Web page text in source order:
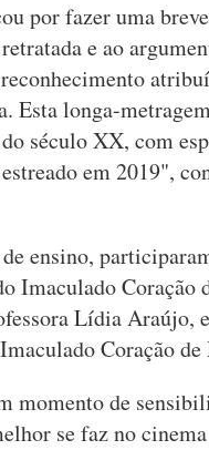
por fazer uma breve
e ao
Esta longa-
século XX, com
em 2019",
ensino,
Imaculado Coração
Lídia Araújo,
Coração
momento de
se faz no